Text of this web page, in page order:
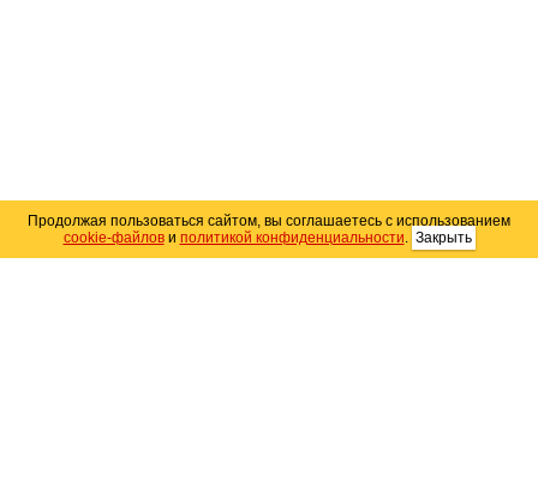
Продолжая пользоваться сайтом, вы соглашаетесь с использованием
cookie-файлови политикой конфиденциальности. Закрыть